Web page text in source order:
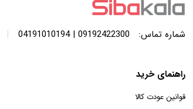
شماره تماس: 09192422300 | 04191010194
|
راهنمای خرید
قوانین عودت کالا